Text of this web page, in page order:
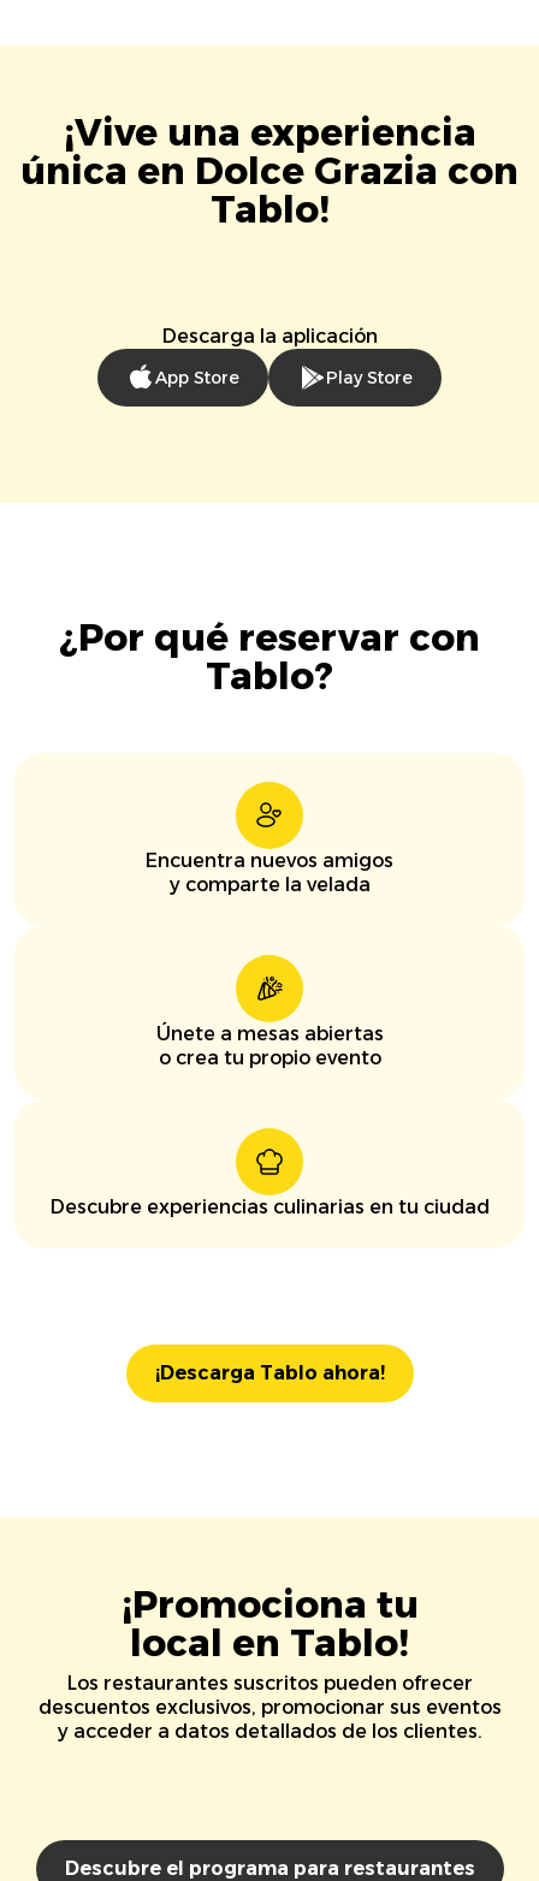
¡Vive una experiencia
única en Dolce Grazia con
Tablo!
Descarga la aplicación
App Store Play Store
¿Por qué reservar con
Tablo?
Encuentra nuevos amigos
y comparte la velada
Únete a mesas abiertas
o crea tu propio evento
Descubre experiencias culinarias en tu ciudad
¡Descarga Tablo ahora!
¡Promociona tu
local en Tablo!
Los restaurantes suscritos pueden ofrecer
descuentos exclusivos, promocionar sus eventos
y acceder a datos detallados de los clientes.
Descubre el programa para restaurantes